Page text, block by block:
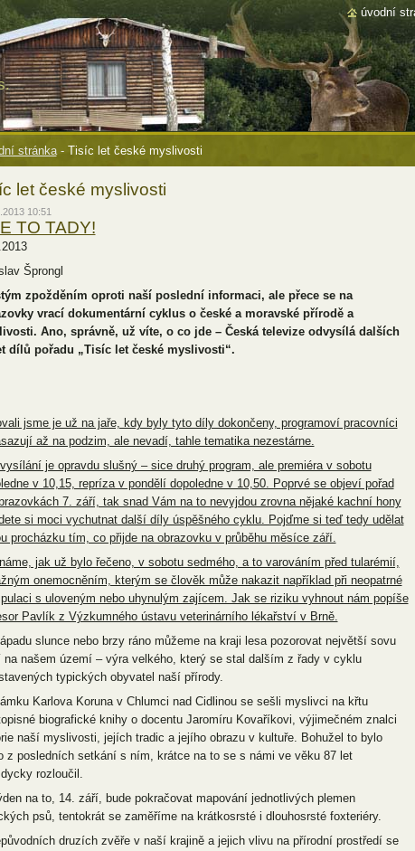
stránka - Tisíc let české myslivosti
let české myslivosti
10:51
TO TADY!
Šprongl
zpožděním oproti naší poslední informaci, ale přece se na
vrací dokumentární cyklus o české a moravské přírodě a
Ano, správně, už víte, o co jde – Česká televize odvysílá dalších
dílů pořadu „Tisíc let české myslivosti“.
jsme je už na jaře, kdy byly tyto díly dokončeny, programoví pracovníci
až na podzim, ale nevadí, tahle tematika nezestárne.
je opravdu slušný – sice druhý program, ale premiéra v sobotu
v 10,15, repríza v pondělí dopoledne v 10,50. Poprvé se objeví pořad
7. září, tak snad Vám na to nevyjdou zrovna nějaké kachní hony
si moci vychutnat další díly úspěšného cyklu. Pojďme si teď tedy udělat
procházku tím, co přijde na obrazovku v průběhu měsíce září.
jak už bylo řečeno, v sobotu sedmého, a to varováním před tularémií,
onemocněním, kterým se člověk může nakazit například při neopatrné
s uloveným nebo uhynulým zajícem. Jak se riziku vyhnout nám popíše
Pavlík z Výzkumného ústavu veterinárního lékařství v Brně.
slunce nebo brzy ráno můžeme na kraji lesa pozorovat největší sovu
našem území – výra velkého, který se stal dalším z řady v cyklu
typických obyvatel naší přírody.
Karlova Koruna v Chlumci nad Cidlinou se sešli myslivci na křtu
biografické knihy o docentu Jaromíru Kovaříkovi, výjimečném znalci
naší myslivosti, jejích tradic a jejího obrazu v kultuře. Bohužel to bylo
z posledních setkání s ním, krátce na to se s námi ve věku 87 let
rozloučil.
na to, 14. září, bude pokračovat mapování jednotlivých plemen
psů, tentokrát se zaměříme na krátkosrsté i dlouhosrsté foxteriéry.
druzích zvěře v naší krajině a jejich vlivu na přírodní prostředí se
úvodní